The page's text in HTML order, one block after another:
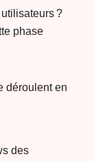
?
phase
déroulent en
des